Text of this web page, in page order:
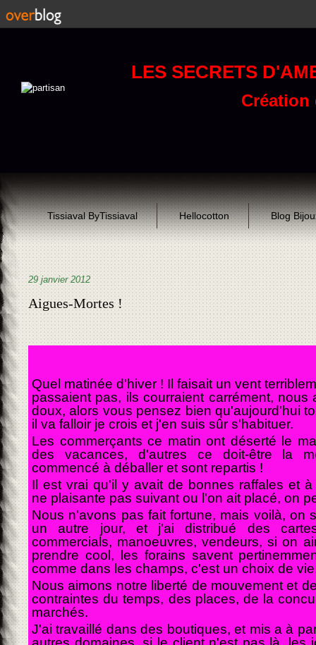
LES SECRETS
Création
Tissiaval ByTissiaval Hellocotton Blog
29 janvier 2012
Aigues-Mortes !
Quel matinée d'hiver ! Il faisait un vent
passaient pas, ils courraient carrément, nous
doux, alors vous pensez bien qu'aujourd'hui
il va falloir je crois et j'en suis sûr s'habituer.
Les commerçants ce matin ont déserté le
des vacances, d'autres ce doit-être la
commencé à déballer et sont repartis !
Il est vrai qu'il y avait de bonnes raffales et
ne plaisante pas suivant ou l'on ait placé, on
Nous n'avons pas fait fortune, mais voilà, on
un autre jour, et j'ai distribué des
commercials, manoeuvres, vendeurs, si on
prendre cool, les forains savent
comme dans les champs, c'est un choix de
Nous aimons notre liberté de mouvement et
contraintes du temps, des places, de la
marchés.
J'ai travaillé dans des boutiques, et mis a à